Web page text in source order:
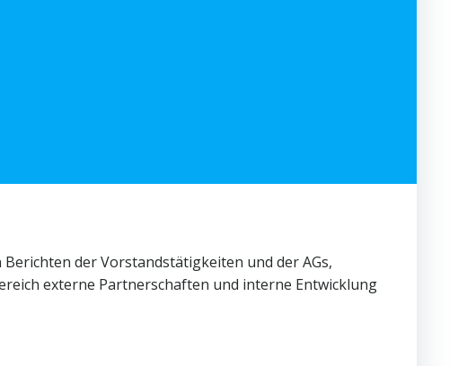
der Vorstandstätigkeiten und der AGs,
externe Partnerschaften und interne Entwicklung